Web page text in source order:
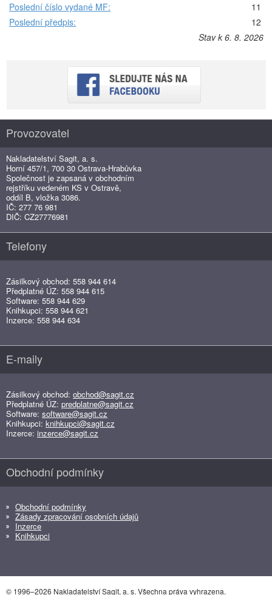
Poslední číslo vydané MF:
11
Poslední předpis:
12
Stav k 6. 8. 2026
Provozovatel
Nakladatelství Sagit, a. s.
Horní 457/1, 700 30 Ostrava-Hrabůvka
Společnost je zapsaná v obchodním
rejstříku vedeném KS v Ostravě,
oddíl B, vložka 3086.
IČ: 277 76 981
DIČ: CZ27776981
Telefony
Zásilkový obchod: 558 944 614
Předplatné ÚZ: 558 944 615
Software: 558 944 629
Knihkupci: 558 944 621
Inzerce: 558 944 634
E-maily
Zásilkový obchod: obchod@sagit.cz
Předplatné ÚZ: predplatne@sagit.cz
Software: software@sagit.cz
Knihkupci: knihkupci@sagit.cz
Inzerce: inzerce@sagit.cz
Obchodní podmínky
Obchodní podmínky
Zásady zpracování osobních údajů
Inzerce
Knihkupci
© 1996–2026 Nakladatelství Sagit, a. s. Všechna práva vyhrazena.